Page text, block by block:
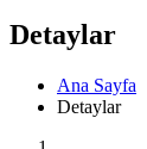
Detaylar
Ana Sayfa
Detaylar